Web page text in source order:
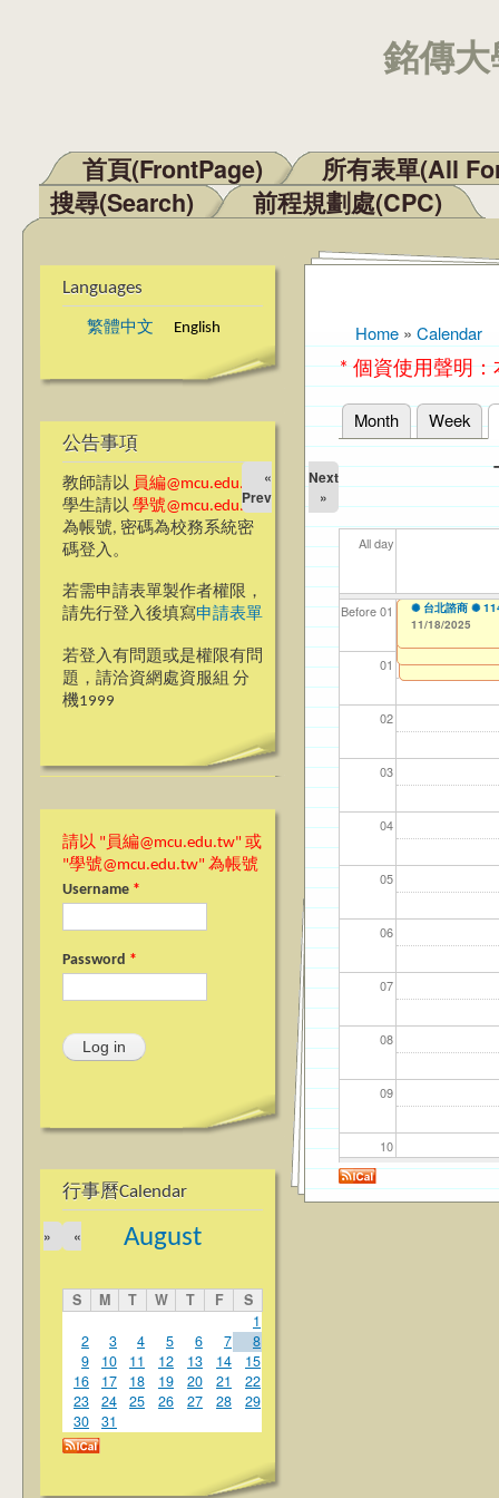
銘傳
Main menu
首頁(FrontPage)
所有表單(All
搜尋(Search)
前程規劃處(CPC)
Languages
繁體中文 English
公告事項
教師請以 員編@mcu.edu.tw
學生請以 學號@mcu.edu.tw
為帳號, 密碼為校務系統密
碼登入。
若需申請表單製作者權限，
請先行登入後填寫申請表單
若登入有問題或是權限有問
題，請洽資網處資服組 分
機1999
請以 "員編@mcu.edu.tw" 或
"學號@mcu.edu.tw" 為帳號
Username *
Password *
行事曆Calendar
August
«
»
S M T W T F
S
1
2
3 4 5 6 7
8
9
10 11 12 13 14
15
16
17 18 19 20 21
22
23
24 25 26 27 28
29
30
31
You are here
Home » Calendar
* 個資使用聲明
Primary tabs
Month Week
«
Prev
Next
»
All day
Before 01
01
02
03
04
05
06
07
08
09
10
11
【資網處】
整合系統～表單
【財務處】工讀
11/12/2021
【財務處】漏打
錄
114
114
114
【學
114
【教學暨學習資
會學嗎？」
✺ 台北諮商 ✺
11/18/2025